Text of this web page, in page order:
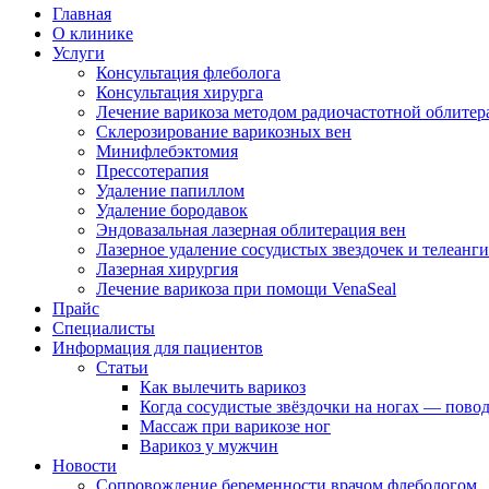
Главная
О клинике
Услуги
Консультация флеболога
Консультация хирурга
Лечение варикоза методом радиочастотной
Склерозирование варикозных вен
Минифлебэктомия
Прессотерапия
Удаление папиллом
Удаление бородавок
Эндовазальная лазерная облитерация вен
Лазерное удаление сосудистых звездочек и
Лазерная хирургия
Лечение варикоза при помощи VenaSeal
Прайс
Специалисты
Информация для пациентов
Статьи
Как вылечить варикоз
Когда сосудистые звёздочки на ногах —
Массаж при варикозе ног
Варикоз у мужчин
Новости
Сопровождение беременности врачом флебологом